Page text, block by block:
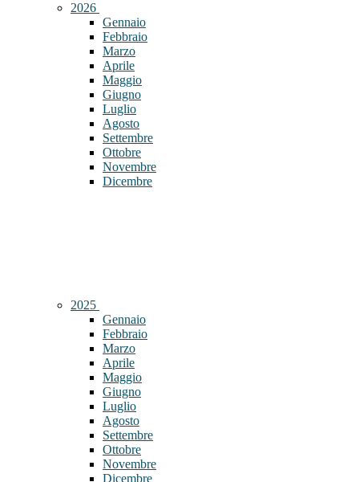
2026
Gennaio
Febbraio
Marzo
Aprile
Maggio
Giugno
Luglio
Agosto
Settembre
Ottobre
Novembre
Dicembre
2025
Gennaio
Febbraio
Marzo
Aprile
Maggio
Giugno
Luglio
Agosto
Settembre
Ottobre
Novembre
Dicembre